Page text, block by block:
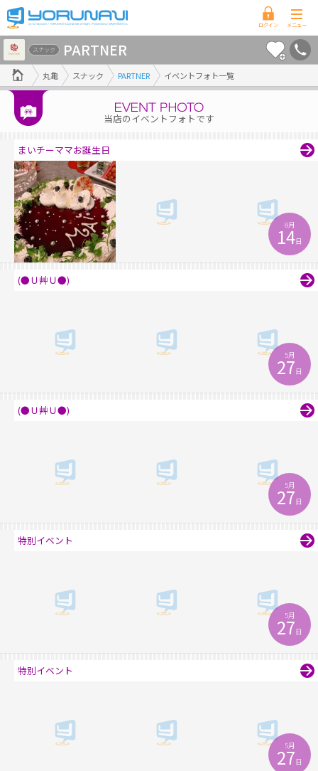
香
川
県
版
丸亀 スナック PARTNER イベントフォト一覧
スナック PARTNER
当店のイベントフォトです
まいチーママお誕生日
8月
14日
(●Ｕ艸Ｕ●)
5月
27日
(●Ｕ艸Ｕ●)
5月
27日
特別イベント
5月
27日
特別イベント
5月
27日